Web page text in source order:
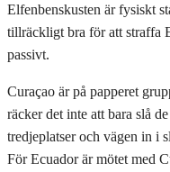
Elfenbenskusten är fysiskt
tillräckligt bra för att straffa
passivt.
Curaçao är på papperet
räcker det inte att bara slå
tredjeplatser och vägen in i
För Ecuador är mötet med